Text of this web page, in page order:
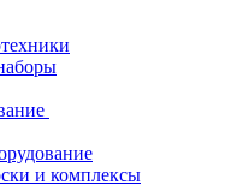
и комплексы